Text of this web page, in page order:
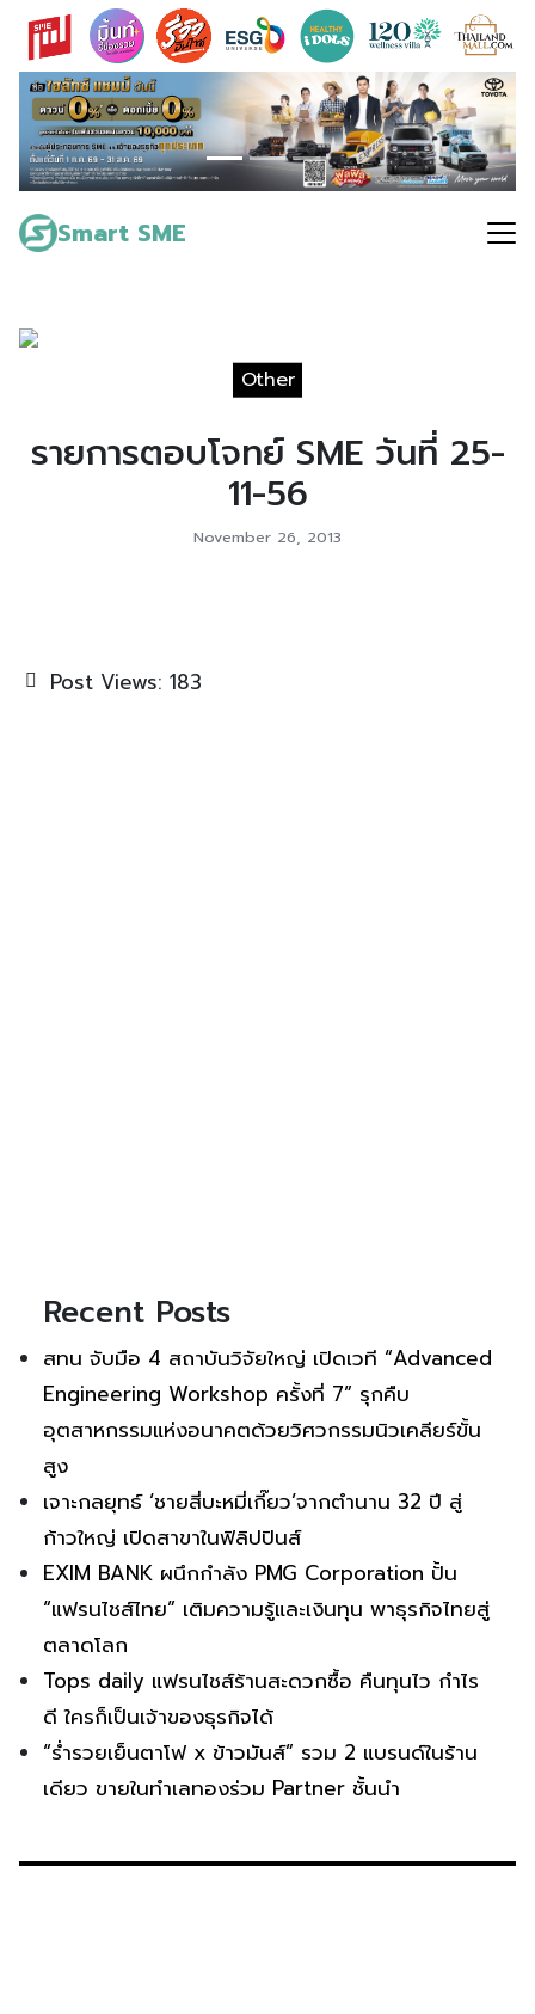
Skip
content
Smart SME
Search
for:
Other
รายการตอบโจทย์ SME วันที่ 25-
11-56
November 26, 2013
Post Views: 183
Recent Posts
สทน จับมือ 4 สถาบันวิจัยใหญ่ เปิดเวที “Advanced
Engineering Workshop ครั้งที่ 7” รุกคืบ
อุตสาหกรรมแห่งอนาคตด้วยวิศวกรรมนิวเคลียร์ขั้น
สูง
เจาะกลยุทธ์ ‘ชายสี่บะหมี่เกี๊ยว’จากตำนาน 32 ปี สู่
ก้าวใหญ่ เปิดสาขาในฟิลิปปินส์
EXIM BANK ผนึกกำลัง PMG Corporation ปั้น
“แฟรนไชส์ไทย” เติมความรู้และเงินทุน พาธุรกิจไทยสู่
ตลาดโลก
Tops daily แฟรนไชส์ร้านสะดวกซื้อ คืนทุนไว กำไร
ดี ใครก็เป็นเจ้าของธุรกิจได้
“ร่ำรวยเย็นตาโฟ x ข้าวมันส์” รวม 2 แบรนด์ในร้าน
เดียว ขายในทำเลทองร่วม Partner ชั้นนำ